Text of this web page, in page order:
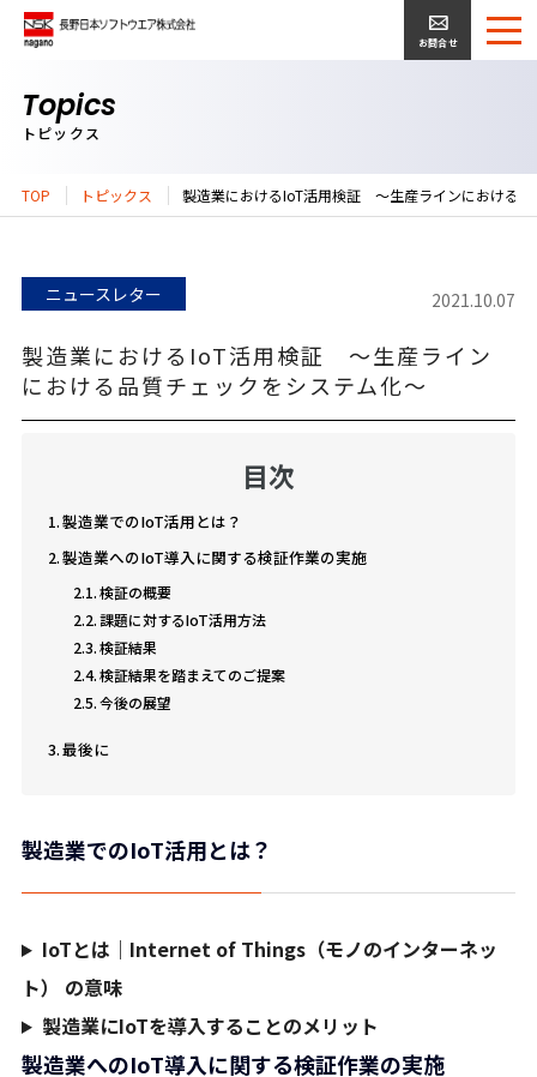
お問合せ
トピックス
Topics
TOP トピックス 製造業におけるIoT活用検証 ～生産ラインにおける
ニュースレター 2021.10.07
製造業におけるIoT活用検証 ～生産ライン
における品質チェックをシステム化～
目次
製造業でのIoT活用とは？
製造業へのIoT導入に関する検証作業の実施
検証の概要
課題に対するIoT活用方法
検証結果
検証結果を踏まえてのご提案
今後の展望
最後に
製造業でのIoT活用とは？
IoTとは｜Internet of Things（モノのインターネッ
ト） の意味
製造業にIoTを導入することのメリット
製造業へのIoT導入に関する検証作業の実施